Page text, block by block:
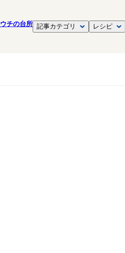
ウチの台所 記事カテゴリ レシピ